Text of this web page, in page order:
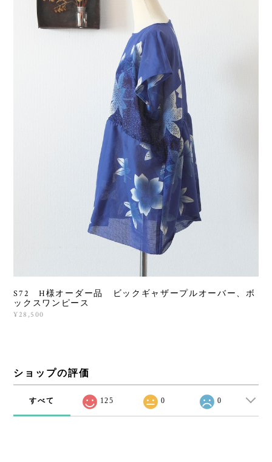
S72 H様オーダー品 ビックギャザープルオーバー、ボ
ックスワンピース
¥28,500
ショップの評価
すべて 125 0 0